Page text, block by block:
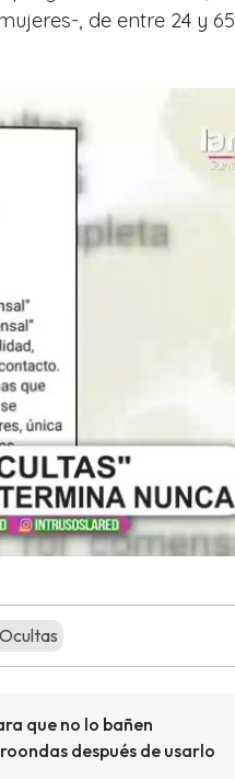
, de entre 24 y 65
que no lo bañen
después de usarlo